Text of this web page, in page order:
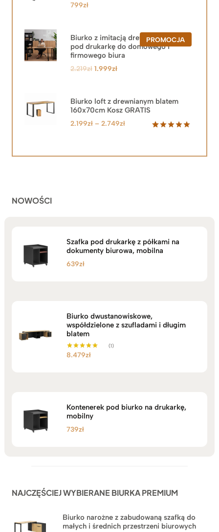
799zł
PROMOCJAPRODUKT
W
Biurko z imitacją drewna z szafką
pod drukarkę do domowego i
firmowego biura
2.219zł Pierwotna
2.219zł.
1.999złAktualna
1.999zł.
Biurko loft z drewnianym blatem
160x70cm Kosz GRATIS
2.199zł – 2.749złZakres
2.199zł
NOWOŚCI
Szafka pod drukarkę z półkami na
dokumenty biurowa, mobilna
639zł
Biurko dwustanowiskowe,
współdzielone z szufladami i długim
blatem
Oceniono
(1)
8.479zł
Kontenerek pod biurko na drukarkę,
mobilny
739zł
NAJCZĘŚCIEJ WYBIERANE BIURKA PREMIUM
Biurko narożne z zabudowaną szafką do
małych i średnich przestrzeni biurowych